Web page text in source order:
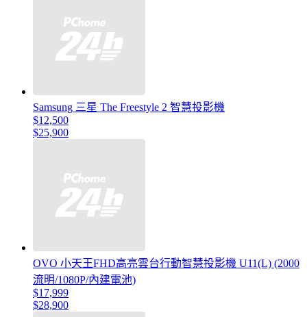
Samsung 三星 The Freestyle 2 智慧投影機
$12,500
$25,900
OVO 小天王FHD高亮雲台行動智慧投影機 U11(L) (2000
流明/1080P/內建電池)
$17,999
$28,900